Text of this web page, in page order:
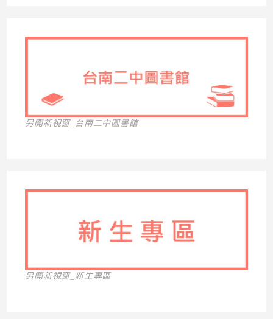
另開新視窗_台南二中圖書館
另開新視窗_新生專區